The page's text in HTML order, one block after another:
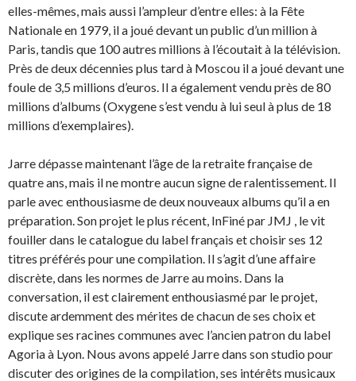
elles-mêmes, mais aussi l’ampleur d’entre elles: à la Fête
Nationale en 1979, il a joué devant un public d’un million à
Paris, tandis que 100 autres millions à l’écoutait à la télévision.
Près de deux décennies plus tard à Moscou il a joué devant une
foule de 3,5 millions d’euros. Il a également vendu près de 80
millions d’albums (Oxygene s’est vendu à lui seul à plus de 18
millions d’exemplaires).
Jarre dépasse maintenant l’âge de la retraite française de
quatre ans, mais il ne montre aucun signe de ralentissement. Il
parle avec enthousiasme de deux nouveaux albums qu’il a en
préparation. Son projet le plus récent, InFiné par JMJ , le vit
fouiller dans le catalogue du label français et choisir ses 12
titres préférés pour une compilation. Il s’agit d’une affaire
discrète, dans les normes de Jarre au moins. Dans la
conversation, il est clairement enthousiasmé par le projet,
discute ardemment des mérites de chacun de ses choix et
explique ses racines communes avec l’ancien patron du label
Agoria à Lyon. Nous avons appelé Jarre dans son studio pour
discuter des origines de la compilation, ses intérêts musicaux